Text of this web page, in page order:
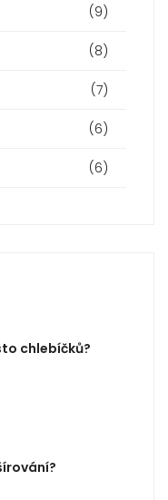
(9)
(8)
(7)
(6)
(6)
chlebíčků?